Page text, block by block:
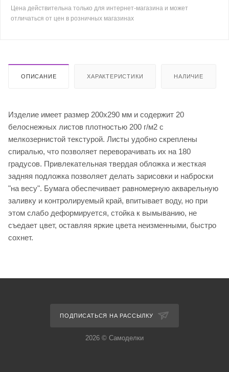
Цена действительна только для интернет-магазина и может
отличаться от цен в розничных магазинах
ОПИСАНИЕ ХАРАКТЕРИСТИКИ НАЛИЧИЕ
Изделие имеет размер 200х290 мм и содержит 20
белоснежных листов плотностью 200 г/м2 с
мелкозернистой текстурой. Листы удобно скреплены
спиралью, что позволяет переворачивать их на 180
градусов. Привлекательная твердая обложка и жесткая
задняя подложка позволяет делать зарисовки и наброски
"на весу". Бумага обеспечивает равномерную акварельную
заливку и контролируемый край, впитывает воду, но при
этом слабо деформируется, стойка к вымыванию, не
съедает цвет, оставляя яркие цвета неизменными, быстро
сохнет.
ПОДПИСАТЬСЯ НА РАССЫЛКУ
2026 © Самоделки